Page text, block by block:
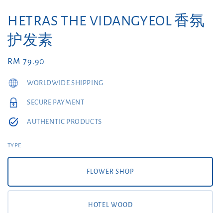
HETRAS THE VIDANGYEOL 香氛
护发素
Regular
RM 79.90
WORLDWIDE SHIPPING
SECURE PAYMENT
AUTHENTIC PRODUCTS
TYPE
FLOWER SHOP
HOTEL WOOD